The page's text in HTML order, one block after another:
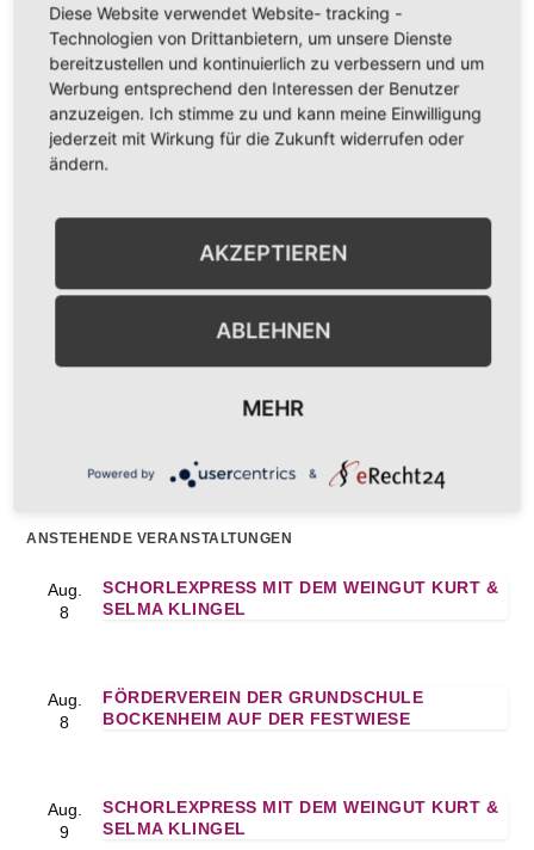
Weingut Bengel
Weinstraße 22
Bockenheim an der Weinstraße, 67278
Germany Google Karte anzeigen
Telefon
GlühBengel TreffVinoLumino „Rosa im
Wingert“ am Samstag
ANSTEHENDE VERANSTALTUNGEN
Aug.
8
SCHORLEXPRESS MIT DEM WEINGUT KURT &
SELMA KLINGEL
Aug.
8
FÖRDERVEREIN DER GRUNDSCHULE
BOCKENHEIM AUF DER FESTWIESE
Aug.
9
SCHORLEXPRESS MIT DEM WEINGUT KURT &
SELMA KLINGEL
Diese Website verwendet Website- tracking -
Technologien von Drittanbietern, um unsere Dienste
bereitzustellen und kontinuierlich zu verbessern und um
Werbung entsprechend den Interessen der Benutzer
anzuzeigen. Ich stimme zu und kann meine Einwilligung
jederzeit mit Wirkung für die Zukunft widerrufen oder
ändern.
AKZEPTIEREN
ABLEHNEN
MEHR
Powered by &